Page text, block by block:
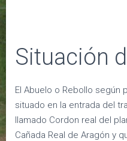
Situación
El Abuelo o Rebollo según
situado en la entrada del
llamado Cordon real del
Cañada Real de Aragón y